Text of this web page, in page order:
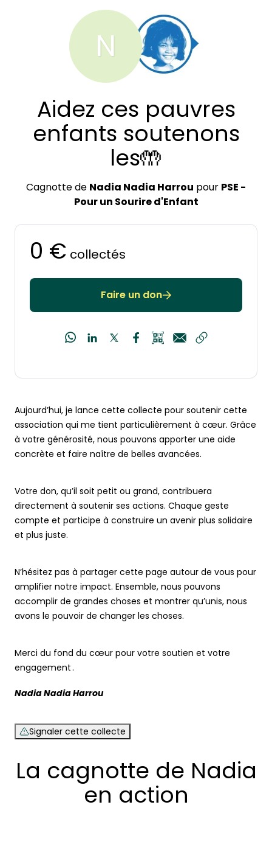
N
Aidez ces pauvres
enfants soutenons
les🤲
Cagnotte de Nadia Nadia Harrou pour PSE -
Pour un Sourire d'Enfant
0 € collectés
Faire un don
Aujourd’hui, je lance cette collecte pour soutenir cette
association qui me tient particulièrement à cœur. Grâce
à votre générosité, nous pouvons apporter une aide
concrète et faire naître de belles avancées.
Votre don, qu’il soit petit ou grand, contribuera
directement à soutenir ses actions. Chaque geste
compte et participe à construire un avenir plus solidaire
et plus juste.
N’hésitez pas à partager cette page autour de vous pour
amplifier notre impact. Ensemble, nous pouvons
accomplir de grandes choses et montrer qu’unis, nous
avons le pouvoir de changer les choses.
Merci du fond du cœur pour votre soutien et votre
engagement .
Nadia Nadia Harrou
Signaler cette collecte
La cagnotte de Nadia
en action